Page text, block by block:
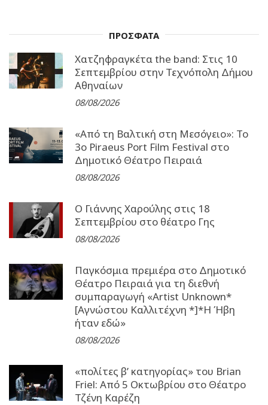
ΠΡΟΣΦΑΤΑ
Χατζηφραγκέτα the band: Στις 10
Σεπτεμβρίου στην Τεχνόπολη Δήμου
Αθηναίων
08/08/2026
«Από τη Βαλτική στη Μεσόγειο»: Το
3o Piraeus Port Film Festival στο
Δημοτικό Θέατρο Πειραιά
08/08/2026
Ο Γιάννης Χαρούλης στις 18
Σεπτεμβρίου στο θέατρο Γης
08/08/2026
Παγκόσμια πρεμιέρα στο Δημοτικό
Θέατρο Πειραιά για τη διεθνή
συμπαραγωγή «Artist Unknown*
[Αγνώστου Καλλιτέχνη *]*Η Ήβη
ήταν εδώ»
08/08/2026
«πολίτες β’ κατηγορίας» του Brian
Friel: Από 5 Οκτωβρίου στο Θέατρο
Τζένη Καρέζη